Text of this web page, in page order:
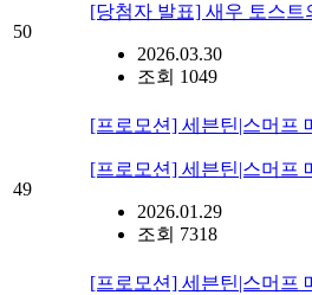
50
[당첨자 발표] 새우 토스트
2026.03.30
조회 1049
49
[프로모션] 세븐틴|스머프
[프로모션] 세븐틴|스머프
2026.01.29
조회 7318
[프로모션] 세븐틴|스머프